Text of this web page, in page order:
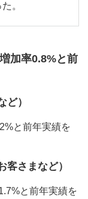
。
加率0.8%と前
ど）
と前年実績を
客さまなど）
と前年実績を